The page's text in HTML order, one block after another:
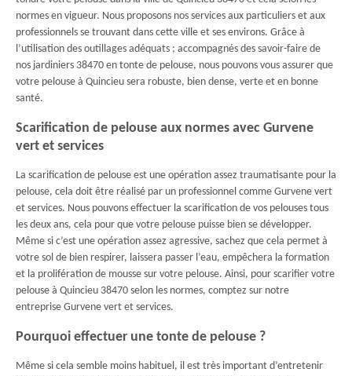
normes en vigueur. Nous proposons nos services aux particuliers et aux
professionnels se trouvant dans cette ville et ses environs. Grâce à
l’utilisation des outillages adéquats ; accompagnés des savoir-faire de
nos jardiniers 38470 en tonte de pelouse, nous pouvons vous assurer que
votre pelouse à Quincieu sera robuste, bien dense, verte et en bonne
santé.
Scarification de pelouse aux normes avec Gurvene
vert et services
La scarification de pelouse est une opération assez traumatisante pour la
pelouse, cela doit être réalisé par un professionnel comme Gurvene vert
et services. Nous pouvons effectuer la scarification de vos pelouses tous
les deux ans, cela pour que votre pelouse puisse bien se développer.
Même si c’est une opération assez agressive, sachez que cela permet à
votre sol de bien respirer, laissera passer l’eau, empêchera la formation
et la prolifération de mousse sur votre pelouse. Ainsi, pour scarifier votre
pelouse à Quincieu 38470 selon les normes, comptez sur notre
entreprise Gurvene vert et services.
Pourquoi effectuer une tonte de pelouse ?
Même si cela semble moins habituel, il est très important d’entretenir